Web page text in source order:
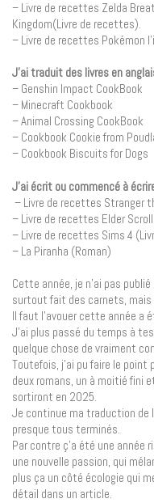
– Livre de recettes Zelda
Kingdom(Livre de recettes).
– Livre de recettes Pokémon
J’ai traduit des livres en
– Genshin Impact CookBook
– Minecraft Cookbook
– Animal Crossing CookBook
– Cookbook Cookie from
– Cookbook Biscuits for Dogs
J’ai écrit ou commencé à
– Livre de recettes Stranger
– Livre de recettes Elder
– Livre de recettes Sims 4
– La Piranha (Roman)
Cette année, je n’ai pas
surtout fait des carnets, mais
Il faut l’avouer cette année a
J’ai plus passé du temps à
quelque chose de vraiment
Toutefois, j’ai pu faire le point
deux romans, un à moitié fini
sortiront en 2025.
Je continue ma traduction de
presque tous terminés.
Par contre ç’a été une année
une nouvelle passion, qui
plus ça un côté écologie qui
détail dans un article.